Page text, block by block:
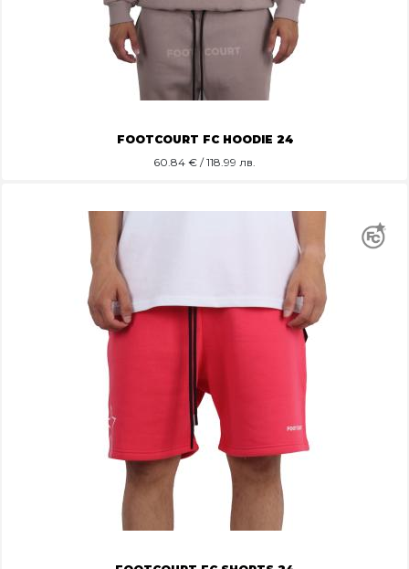
FOOTCOURT FC HOODIE 24
60.84 € / 118.99 лв.